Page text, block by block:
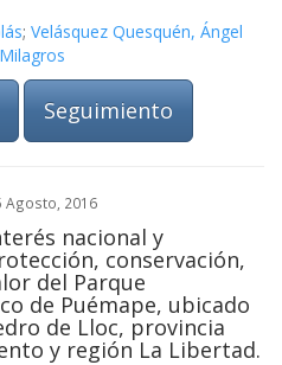
; Velásquez Quesquén, Ángel
Seguimiento
Agosto, 2016
nacional y
conservación,
del Parque
de Puémape, ubicado
de Lloc, provincia
y región La Libertad.